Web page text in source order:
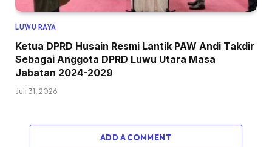
LUWU RAYA
Ketua DPRD Husain Resmi Lantik PAW Andi Takdir
Sebagai Anggota DPRD Luwu Utara Masa
Jabatan 2024-2029
Juli 31, 2026
ADD A COMMENT